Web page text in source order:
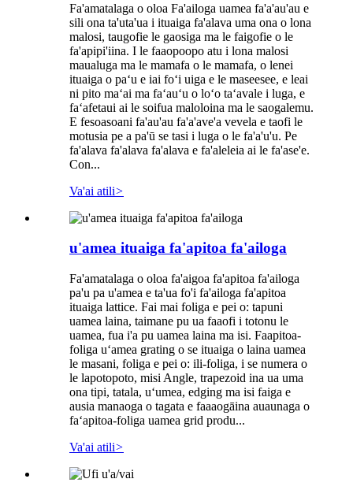
Fa'amatalaga o oloa Fa'ailoga uamea fa'a'au'au e
sili ona ta'uta'ua i ituaiga fa'alava uma ona o lona
malosi, taugofie le gaosiga ma le faigofie o le
fa'apipi'iina. I le faaopoopo atu i lona malosi
maualuga ma le mamafa o le mamafa, o lenei
ituaiga o paʻu e iai foʻi uiga e le maseesee, e leai
ni pito maʻai ma faʻauʻu o loʻo taʻavale i luga, e
faʻafetaui ai le soifua maloloina ma le saogalemu.
E fesoasoani fa'au'au fa'a'ave'a vevela e taofi le
motusia pe a pa'ū se tasi i luga o le fa'a'u'u. Pe
fa'alava fa'alava fa'alava e fa'aleleia ai le fa'ase'e.
Con...
Va'ai atili>
u'amea ituaiga fa'apitoa fa'ailoga
Fa'amatalaga o oloa fa'aigoa fa'apitoa fa'ailoga
pa'u pa u'amea e ta'ua fo'i fa'ailoga fa'apitoa
ituaiga lattice. Fai mai foliga e pei o: tapuni
uamea laina, taimane pu ua faaofi i totonu le
uamea, fua i'a pu uamea laina ma isi. Faapitoa-
foliga uʻamea grating o se ituaiga o laina uamea
le masani, foliga e pei o: ili-foliga, i se numera o
le lapotopoto, misi Angle, trapezoid ina ua uma
ona tipi, tatala, uʻumea, edging ma isi faiga e
ausia manaoga o tagata e faaaogāina auaunaga o
faʻapitoa-foliga uamea grid produ...
Va'ai atili>